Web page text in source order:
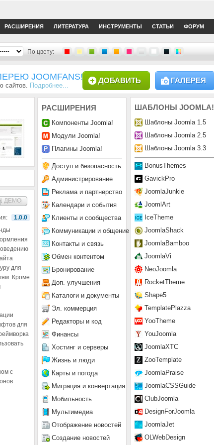
РАСШИРЕНИЯ ЛИТЕРАТУРА ИНСТРУМЕНТЫ СТАТЬИ ФОРУМ
По цвету:
JOOMFANS!
сайтов. Подробнее...
ГАЛЕРЕЯ
ДОБАВИТЬ
ДЕМО
1.0.0
для
Кроме
для
с
ШАБЛОНЫ JOOMLA!
Шаблоны Joomla 1.5
Шаблоны Joomla 2.5
Шаблоны Joomla 3.3
BonusThemes
GavickPro
JoomlaJunkie
JoomlArt
IceTheme
JoomlaShack
JoomlaBamboo
JoomlaVi
NeoJoomla
RocketTheme
Shape5
TemplatePlazza
YooTheme
YouJoomla
JoomlaXTC
ZooTemplate
JoomlaPraise
JoomlaCSSGuide
ClubJoomla
DesignForJoomla
JoomlaJet
OLWebDesign
РАСШИРЕНИЯ
Компоненты Joomla!
Модули Joomla!
Плагины Joomla!
Доступ и безопасность
Администрирование
Реклама и партнерство
Календари и события
Клиенты и сообщества
Коммуникации и общение
Контакты и связь
Обмен контентом
Бронирование
Доп. улучшения
Каталоги и документы
Эл. коммерция
Редакторы и код
Финансы
Хостинг и серверы
Жизнь и люди
Карты и погода
Миграция и конвертация
Мобильность
Мультимедиа
Отображение новостей
Создание новостей